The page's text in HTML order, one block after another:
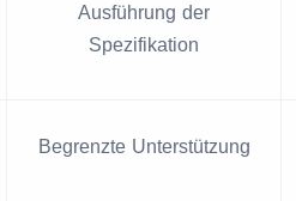
Ausführung der
Spezifikation
Begrenzte Unterstützung